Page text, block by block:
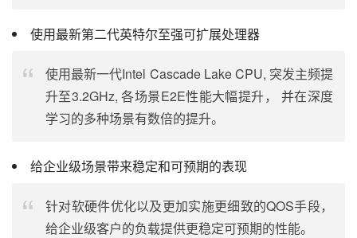
使用最新第二代英特尔至强可扩展处理器
使用最新一代Intel Cascade Lake CPU, 突发主频提
升至3.2GHz, 各场景E2E性能大幅提升， 并在深度
学习的多种场景有数倍的提升。
给企业级场景带来稳定和可预期的表现
针对软硬件优化以及更加实施更细致的QOS手段，
给企业级客户的负载提供更稳定可预期的性能。